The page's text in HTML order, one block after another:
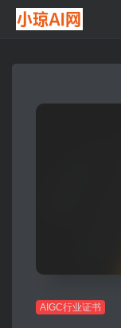
AIGC行业证书